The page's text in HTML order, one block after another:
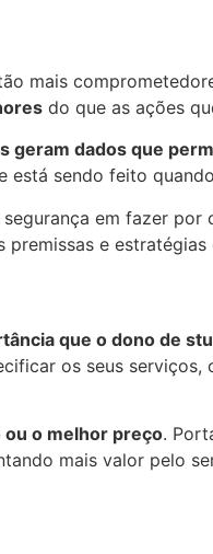
mais
do que as ações
geram dados que
sendo feito
em fazer
e
que o dono de
os seus
o melhor preço.
mais valor pelo